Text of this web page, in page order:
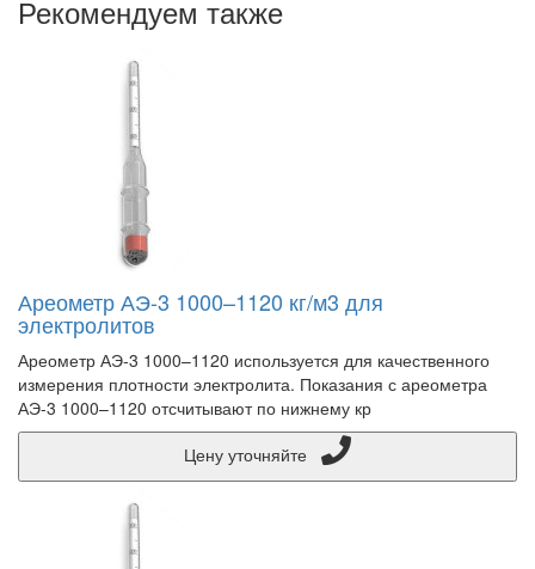
Рекомендуем также
Ареометр АЭ-3 1000–1120 кг/м3 для
электролитов
Ареометр АЭ-3 1000–1120 используется для качественного
измерения плотности электролита. Показания с ареометра
АЭ-3 1000–1120 отсчитывают по нижнему кр